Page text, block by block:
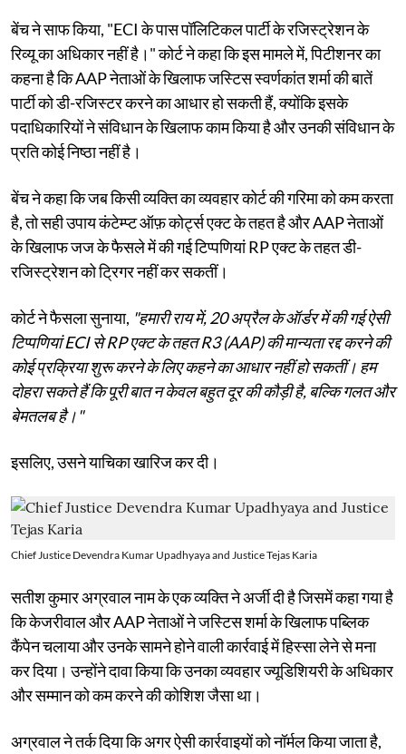
बेंच ने साफ किया, "ECI के पास पॉलिटिकल पार्टी के रजिस्ट्रेशन के
रिव्यू का अधिकार नहीं है।" कोर्ट ने कहा कि इस मामले में, पिटीशनर का
कहना है कि AAP नेताओं के खिलाफ जस्टिस स्वर्णकांत शर्मा की बातें
पार्टी को डी-रजिस्टर करने का आधार हो सकती हैं, क्योंकि इसके
पदाधिकारियों ने संविधान के खिलाफ काम किया है और उनकी संविधान के
प्रति कोई निष्ठा नहीं है।
बेंच ने कहा कि जब किसी व्यक्ति का व्यवहार कोर्ट की गरिमा को कम करता
है, तो सही उपाय कंटेम्प्ट ऑफ़ कोर्ट्स एक्ट के तहत है और AAP नेताओं
के खिलाफ जज के फैसले में की गई टिप्पणियां RP एक्ट के तहत डी-
रजिस्ट्रेशन को ट्रिगर नहीं कर सकतीं।
कोर्ट ने फैसला सुनाया, "हमारी राय में, 20 अप्रैल के ऑर्डर में की गई ऐसी
टिप्पणियां ECI से RP एक्ट के तहत R3 (AAP) की मान्यता रद्द करने की
कोई प्रक्रिया शुरू करने के लिए कहने का आधार नहीं हो सकतीं। हम
दोहरा सकते हैं कि पूरी बात न केवल बहुत दूर की कौड़ी है, बल्कि गलत और
बेमतलब है।"
इसलिए, उसने याचिका खारिज कर दी।
Chief Justice Devendra Kumar Upadhyaya and Justice Tejas Karia
सतीश कुमार अग्रवाल नाम के एक व्यक्ति ने अर्जी दी है जिसमें कहा गया है
कि केजरीवाल और AAP नेताओं ने जस्टिस शर्मा के खिलाफ पब्लिक
कैंपेन चलाया और उनके सामने होने वाली कार्रवाई में हिस्सा लेने से मना
कर दिया। उन्होंने दावा किया कि उनका व्यवहार ज्यूडिशियरी के अधिकार
और सम्मान को कम करने की कोशिश जैसा था।
अग्रवाल ने तर्क दिया कि अगर ऐसी कार्रवाइयों को नॉर्मल किया जाता है,